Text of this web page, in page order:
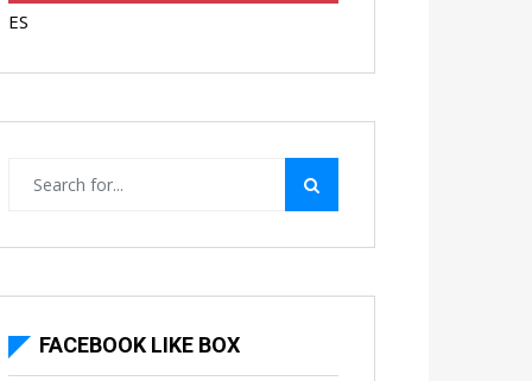
ES
FACEBOOK LIKE BOX